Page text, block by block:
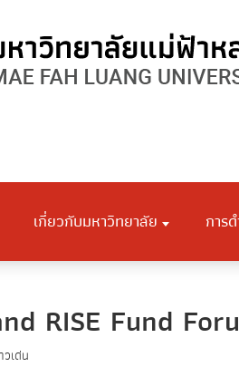
เกี่ยวกับมหาวิทยาลัย การ
RISE Fund
เด่น